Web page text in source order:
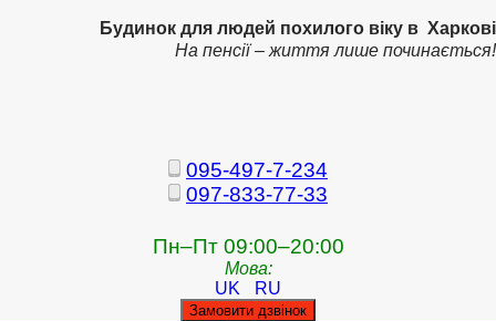
Будинок для людей похилого віку в Харкові
На пенсії – життя лише починається!
095-497-7-234
097-833-77-33
Пн–Пт 09:00–20:00
Мова:
UK
RU
Замовити дзвінок